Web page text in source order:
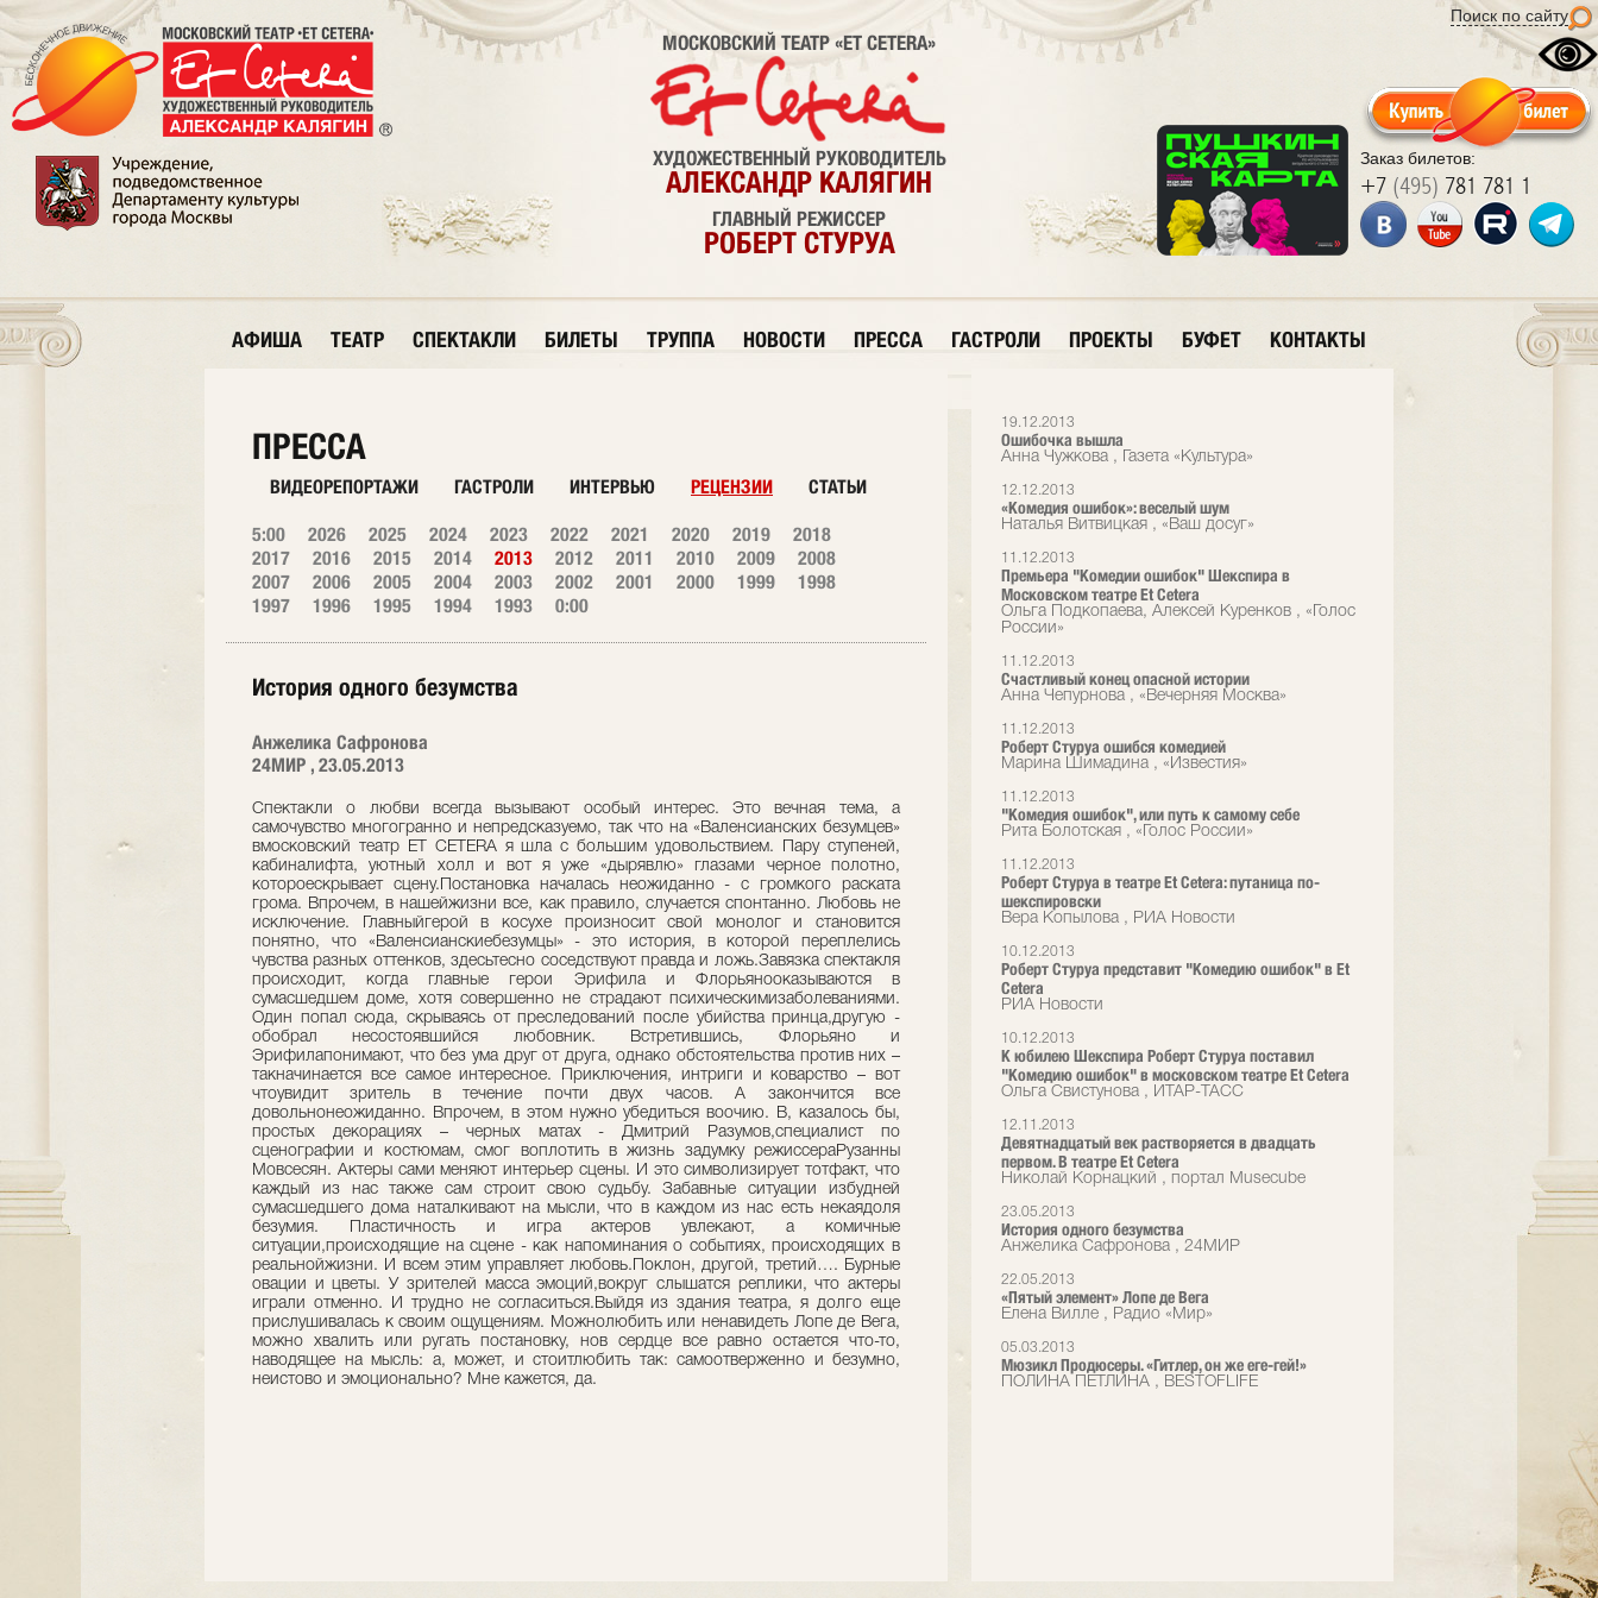
Поиск по сайту
Заказ билетов:
+7 (495) 781 781 1
МОСКОВСКИЙ ТЕАТР «ET CETERA»
ХУДОЖЕСТВЕННЫЙ РУКОВОДИТЕЛЬ
АЛЕКСАНДР КАЛЯГИН
ГЛАВНЫЙ РЕЖИССЕР
РОБЕРТ СТУРУА
АФИША ТЕАТР СПЕКТАКЛИ БИЛЕТЫ ТРУППА НОВОСТИ ПРЕССА ГАСТРОЛИ ПРОЕКТЫ БУФЕТ КОНТАКТЫ
19.12.2013
Ошибочка вышла
Анна Чужкова , Газета «Культура»
12.12.2013
«Комедия ошибок»: веселый шум
Наталья Витвицкая , «Ваш досуг»
11.12.2013
Премьера "Комедии ошибок" Шекспира в
Московском театре Et Cetera
Ольга Подкопаева, Алексей Куренков , «Голос
России»
11.12.2013
Счастливый конец опасной истории
Анна Чепурнова , «Вечерняя Москва»
11.12.2013
Роберт Стуруа ошибся комедией
Марина Шимадина , «Известия»
11.12.2013
"Комедия ошибок", или путь к самому себе
Рита Болотская , «Голос России»
11.12.2013
Роберт Стуруа в театре Et Cetera: путаница по-
шекспировски
Вера Копылова , РИА Новости
10.12.2013
Роберт Стуруа представит "Комедию ошибок" в Еt
Cetera
РИА Новости
10.12.2013
К юбилею Шекспира Роберт Стуруа поставил
"Комедию ошибок" в московском театре Et Cetera
Ольга Свистунова , ИТАР-ТАСС
12.11.2013
Девятнадцатый век растворяется в двадцать
первом. В театре Et Сetera
Николай Корнацкий , портал Musecube
23.05.2013
История одного безумства
Анжелика Сафронова , 24МИР
22.05.2013
«Пятый элемент» Лопе де Вега
Елена Вилле , Радио «Мир»
05.03.2013
Мюзикл Продюсеры. «Гитлер, он же еге-гей!»
ПОЛИНА ПЕТЛИНА , BESTOFLIFE
ПРЕССА
ВИДЕОРЕПОРТАЖИ ГАСТРОЛИ ИНТЕРВЬЮ РЕЦЕНЗИИ СТАТЬИ
5:00 2026 2025 2024 2023 2022 2021 2020 2019
2018
2017
2016 2015 2014 2013 2012 2011 2010 2009
2008
2007
2006 2005 2004 2003 2002 2001 2000 1999
1998
1997
1996 1995 1994 1993 0:00
История одного безумства
Анжелика Сафронова
24МИР , 23.05.2013
Спектакли о любви всегда вызывают особый интерес. Это вечная тема, а
самочувство многогранно и непредсказуемо, так что на «Валенсианских безумцев»
вмосковский театр ET CETERA я шла с большим удовольствием. Пару ступеней,
кабиналифта, уютный холл и вот я уже «дырявлю» глазами черное полотно,
котороескрывает сцену.Постановка началась неожиданно - с громкого раската
грома. Впрочем, в нашейжизни все, как правило, случается спонтанно. Любовь не
исключение. Главныйгерой в косухе произносит свой монолог и становится
понятно, что «Валенсианскиебезумцы» - это история, в которой переплелись
чувства разных оттенков, здесьтесно соседствуют правда и ложь.Завязка спектакля
происходит, когда главные герои Эрифила и Флорьянооказываются в
сумасшедшем доме, хотя совершенно не страдают психическимизаболеваниями.
Один попал сюда, скрываясь от преследований после убийства принца,другую -
обобрал несостоявшийся любовник. Встретившись, Флорьяно и
Эрифилапонимают, что без ума друг от друга, однако обстоятельства против них –
такначинается все самое интересное. Приключения, интриги и коварство – вот
чтоувидит зритель в течение почти двух часов. А закончится все
довольнонеожиданно. Впрочем, в этом нужно убедиться воочию. В, казалось бы,
простых декорациях – черных матах - Дмитрий Разумов,специалист по
сценографии и костюмам, смог воплотить в жизнь задумку режиссераРузанны
Мовсесян. Актеры сами меняют интерьер сцены. И это символизирует тотфакт, что
каждый из нас также сам строит свою судьбу. Забавные ситуации избудней
сумасшедшего дома наталкивают на мысли, что в каждом из нас есть некаядоля
безумия. Пластичность и игра актеров увлекают, а комичные
ситуации,происходящие на сцене - как напоминания о событиях, происходящих в
реальнойжизни. И всем этим управляет любовь.Поклон, другой, третий…. Бурные
овации и цветы. У зрителей масса эмоций,вокруг слышатся реплики, что актеры
играли отменно. И трудно не согласиться.Выйдя из здания театра, я долго еще
прислушивалась к своим ощущениям. Можнолюбить или ненавидеть Лопе де Вега,
можно хвалить или ругать постановку, нов сердце все равно остается что-то,
наводящее на мысль: а, может, и стоитлюбить так: самоотверженно и безумно,
неистово и эмоционально? Мне кажется, да.